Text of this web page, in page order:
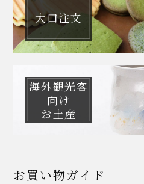
大口注文
海外観光客
向け
お土産
お買い物ガイド